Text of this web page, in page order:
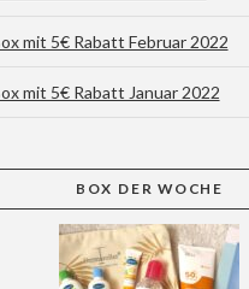
mit 5€ Rabatt Februar 2022
mit 5€ Rabatt Januar 2022
BOX DER WOCHE